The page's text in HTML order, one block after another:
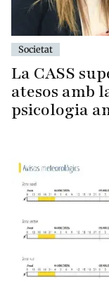
Societat
La CASS
atesos amb
psicologia